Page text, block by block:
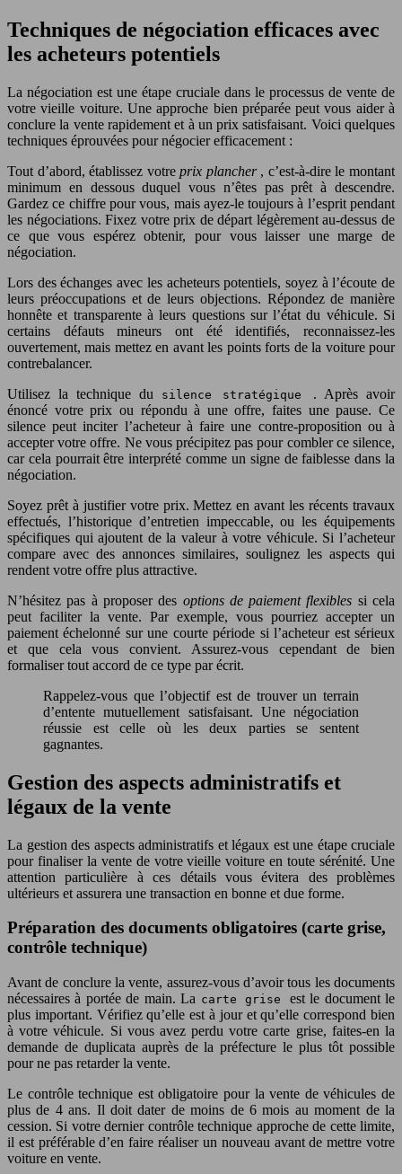
Techniques de négociation efficaces avec
les acheteurs potentiels
La négociation est une étape cruciale dans le processus de vente de
votre vieille voiture. Une approche bien préparée peut vous aider à
conclure la vente rapidement et à un prix satisfaisant. Voici quelques
techniques éprouvées pour négocier efficacement :
Tout d’abord, établissez votreprix plancher , c’est-à-dire le montant
minimum en dessous duquel vous n’êtes pas prêt à descendre.
Gardez ce chiffre pour vous, mais ayez-le toujours à l’esprit pendant
les négociations. Fixez votre prix de départ légèrement au-dessus de
ce que vous espérez obtenir, pour vous laisser une marge de
négociation.
Lors des échanges avec les acheteurs potentiels, soyez à l’écoute de
leurs préoccupations et de leurs objections. Répondez de manière
honnête et transparente à leurs questions sur l’état du véhicule. Si
certains défauts mineurs ont été identifiés, reconnaissez-les
ouvertement, mais mettez en avant les points forts de la voiture pour
contrebalancer.
Utilisez la technique du
silence stratégique . Après avoir
énoncé votre prix ou répondu à une offre, faites une pause. Ce
silence peut inciter l’acheteur à faire une contre-proposition ou à
accepter votre offre. Ne vous précipitez pas pour combler ce silence,
car cela pourrait être interprété comme un signe de faiblesse dans la
négociation.
Soyez prêt à justifier votre prix. Mettez en avant les récents travaux
effectués, l’historique d’entretien impeccable, ou les équipements
spécifiques qui ajoutent de la valeur à votre véhicule. Si l’acheteur
compare avec des annonces similaires, soulignez les aspects qui
rendent votre offre plus attractive.
N’hésitez pas à proposer des options de paiement flexibles si cela
peut faciliter la vente. Par exemple, vous pourriez accepter un
paiement échelonné sur une courte période si l’acheteur est sérieux
et que cela vous convient. Assurez-vous cependant de bien
formaliser tout accord de ce type par écrit.
Rappelez-vous que l’objectif est de trouver un terrain
d’entente mutuellement satisfaisant. Une négociation
réussie est celle où les deux parties se sentent
gagnantes.
Gestion des aspects administratifs et
légaux de la vente
La gestion des aspects administratifs et légaux est une étape cruciale
pour finaliser la vente de votre vieille voiture en toute sérénité. Une
attention particulière à ces détails vous évitera des problèmes
ultérieurs et assurera une transaction en bonne et due forme.
Préparation des documents obligatoires (carte grise,
contrôle technique)
Avant de conclure la vente, assurez-vous d’avoir tous les documents
nécessaires à portée de main. La carte grise est le document le
plus important. Vérifiez qu’elle est à jour et qu’elle correspond bien
à votre véhicule. Si vous avez perdu votre carte grise, faites-en la
demande de duplicata auprès de la préfecture le plus tôt possible
pour ne pas retarder la vente.
Le contrôle technique est obligatoire pour la vente de véhicules de
plus de 4 ans. Il doit dater de moins de 6 mois au moment de la
cession. Si votre dernier contrôle technique approche de cette limite,
il est préférable d’en faire réaliser un nouveau avant de mettre votre
voiture en vente.